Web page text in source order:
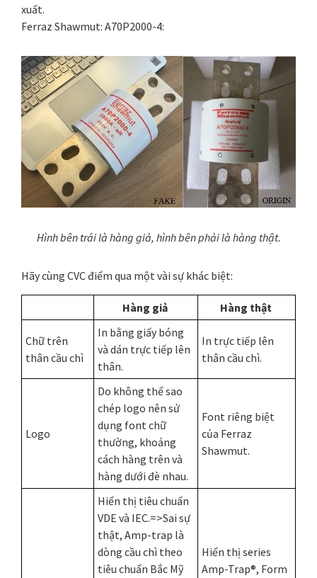
xuất.
Ferraz Shawmut: A70P2000-4:
Hình bên trái là hàng giả, hình bên phải là hàng thật.
Hãy cùng CVC điểm qua một vài sự khác biệt:
Hàng giả Hàng thật
Chữ trên
thân cầu chì
In bằng giấy bóng
và dán trực tiếp lên
thân.
In trực tiếp lên
thân cầu chì.
Logo
Do không thể sao
chép logo nên sử
dụng font chữ
thường, khoảng
cách hàng trên và
hàng dưới đè nhau.
Font riêng biệt
của Ferraz
Shawmut.
Hiển thị tiêu chuẩn
VDE và IEC.=>Sai sự
thật, Amp-trap là
dòng cầu chì theo
tiêu chuẩn Bắc Mỹ
Hiển thị series
Amp-Trap®, Form